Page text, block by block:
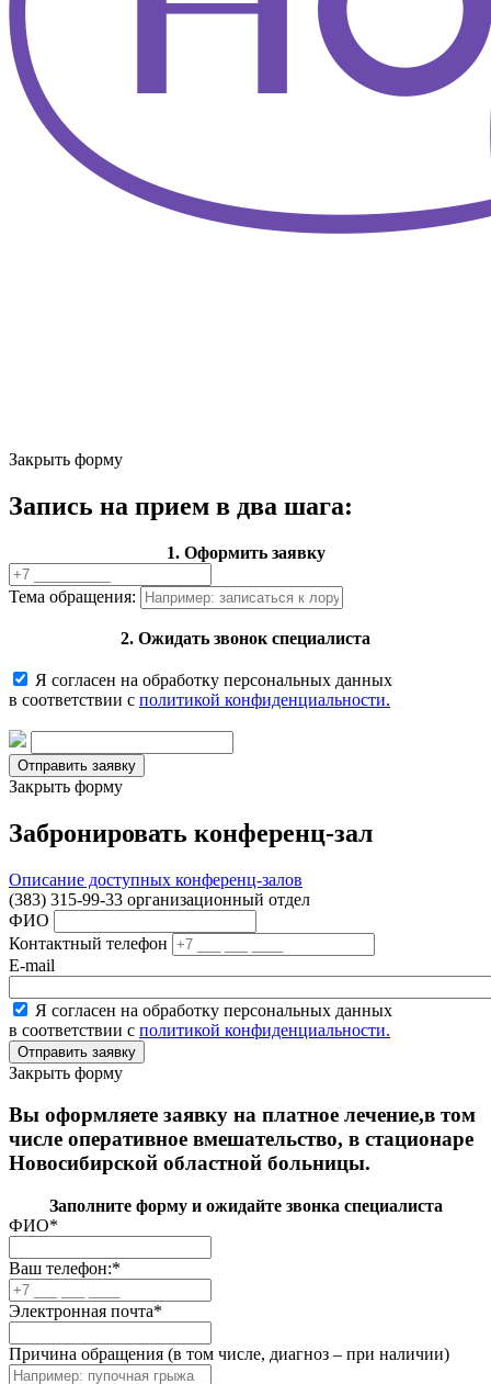
Закрыть форму
Запись на прием в два шага:
1. Оформить заявку
Тема обращения:
2. Ожидать звонок специалиста
Я согласен на обработку персональных данных
в соответствии с политикой конфиденциальности.
Закрыть форму
Забронировать конференц-зал
Описание доступных конференц-залов
(383) 315-99-33 организационный отдел
ФИО
Контактный телефон
E-mail
Я согласен на обработку персональных данных
в соответствии с политикой конфиденциальности.
Закрыть форму
Вы оформляете заявку на платное лечение,в том
числе оперативное вмешательство, в стационаре
Новосибирской областной больницы.
Заполните форму и ожидайте звонка специалиста
ФИО*
Ваш телефон:*
Электронная почта*
Причина обращения (в том числе, диагноз – при наличии)